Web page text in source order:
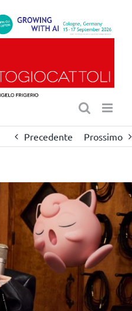
Precedente Prossimo